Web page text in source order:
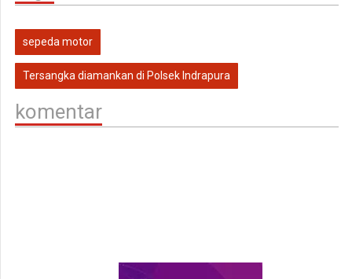
sepeda motor
Tersangka diamankan di Polsek Indrapura
komentar